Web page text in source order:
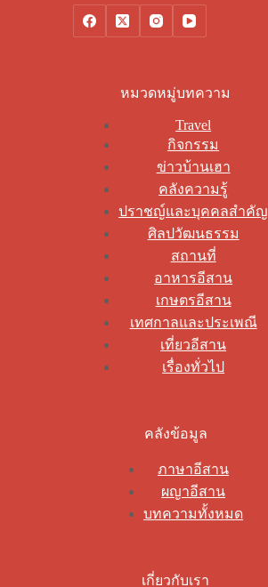
หมวดหมู่บทความ
Travel
กิจกรรม
ข่าวบ้านเฮา
คลังความรู้
ปราชญ์และบุคคลสำคัญ
ศิลปวัฒนธรรม
สถานที่
อาหารอีสาน
เกษตรอีสาน
เทศกาลและประเพณี
เที่ยวอีสาน
เรื่องทั่วไป
คลังข้อมูล
ภาษาอีสาน
ผญาอีสาน
บทความทั้งหมด
เกี่ยวกับเรา